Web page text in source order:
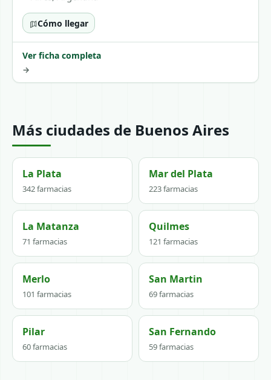
Cómo llegar
Ver ficha completa
→
Más ciudades de Buenos Aires
La Plata
342 farmacias
Mar del Plata
223 farmacias
La Matanza
71 farmacias
Quilmes
121 farmacias
Merlo
101 farmacias
San Martin
69 farmacias
Pilar
60 farmacias
San Fernando
59 farmacias